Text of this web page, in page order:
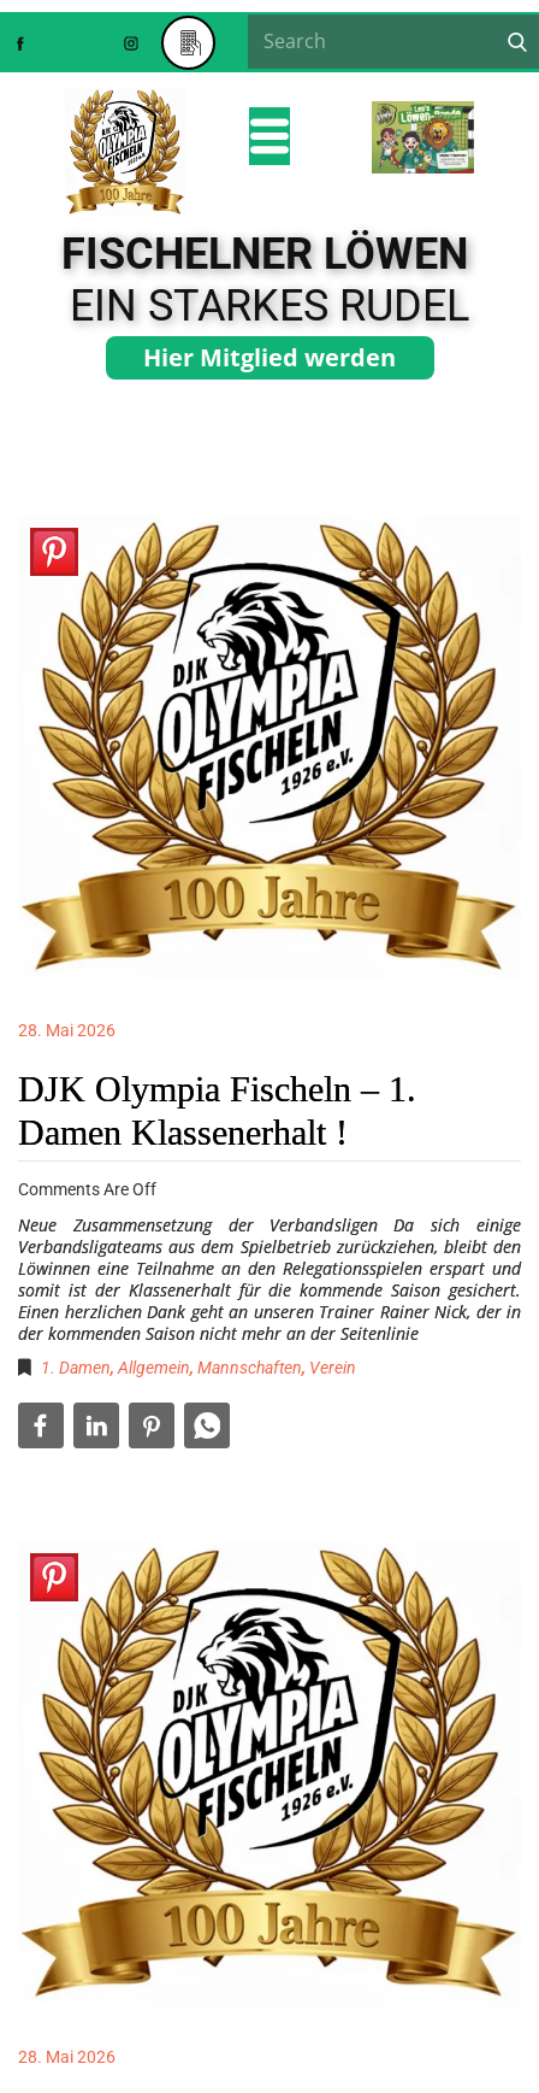
FISCHELNER LÖWEN
EIN STARKES RUDEL
Hier Mitglied werden
28. Mai 2026
DJK Olympia Fischeln – 1.
Damen Klassenerhalt !
Comments Are Off
Neue Zusammensetzung der Verbandsligen Da sich einige
Verbandsligateams aus dem Spielbetrieb zurückziehen, bleibt den
Löwinnen eine Teilnahme an den Relegationsspielen erspart und
somit ist der Klassenerhalt für die kommende Saison gesichert.
Einen herzlichen Dank geht an unseren Trainer Rainer Nick, der in
der kommenden Saison nicht mehr an der Seitenlinie
1. Damen,Allgemein, Mannschaften, Verein
28. Mai 2026